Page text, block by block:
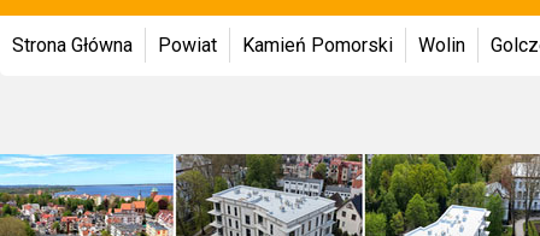
Strona Główna Powiat Kamień Pomorski Wolin